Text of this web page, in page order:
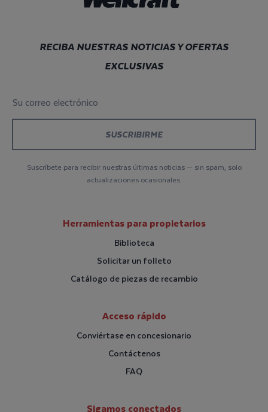
RECIBA NUESTRAS NOTICIAS Y OFERTAS
EXCLUSIVAS
Suscríbete para recibir nuestras últimas noticias — sin spam, solo
actualizaciones ocasionales.
Herramientas para propietarios
Biblioteca
Solicitar un folleto
Catálogo de piezas de recambio
Acceso rápido
Conviértase en concesionario
Contáctenos
FAQ
Sigamos conectados